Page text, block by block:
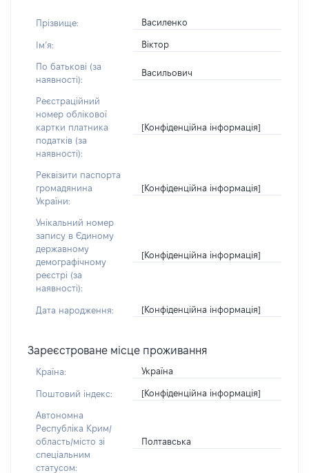
Прізвище: Василенко
Імʼя: Віктор
По батькові (за
наявності):
Васильович
Реєстраційний
номер облікової
картки платника
податків (за
наявності):
[Конфіденційна інформація]
Реквізити паспорта
громадянина
України:
[Конфіденційна інформація]
Унікальний номер
запису в Єдиному
державному
демографічному
реєстрі (за
наявності):
[Конфіденційна інформація]
Дата народження: [Конфіденційна інформація]
Зареєстроване місце проживання
Країна: Україна
Поштовий індекс: [Конфіденційна інформація]
Автономна
Республіка Крим/
область/місто зі
спеціальним
статусом:
Полтавська